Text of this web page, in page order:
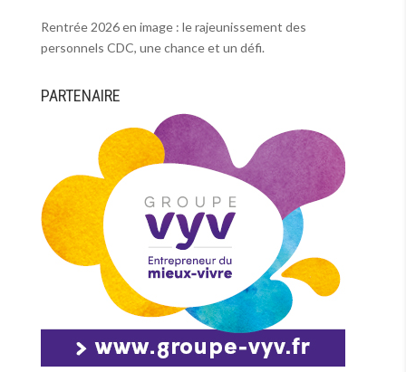
Rentrée 2026 en image : le rajeunissement des
personnels CDC, une chance et un défi.
PARTENAIRE